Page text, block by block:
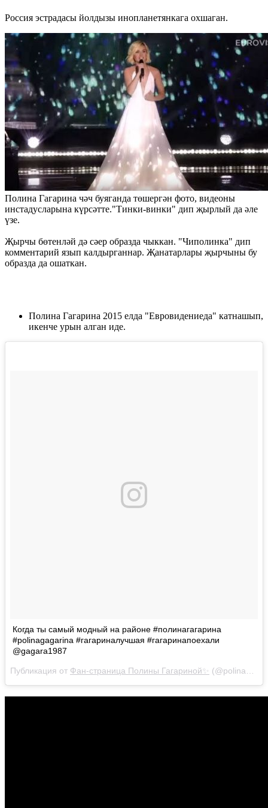
Россия эстрадасы йолдызы инопланетянкага охшаган.
Полина Гагарина чәч буяганда төшергән фото, видеоны
инстадусларына күрсәтте."Тинки-винки" дип җырлый да әле
үзе.
Җырчы бөтенләй дә сәер образда чыккан. "Чиполинка" дип
комментарий язып калдырганнар. Җанатарлары җырчыны бу
образда да ошаткан.
Полина Гагарина 2015 елда "Евровидениеда" катнашып,
икенче урын алган иде.
Когда ты самый модный на районе #полинагагарина
#polinagagarina #гагариналучшая #гагаринапоехали
@gagara1987
Публикация от Фан-страница Полины Гагариной✨ (@polinagagarina.news)